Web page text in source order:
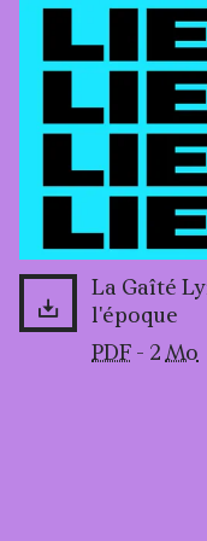
La Gaîté
l'époque
PDF - 2Mo